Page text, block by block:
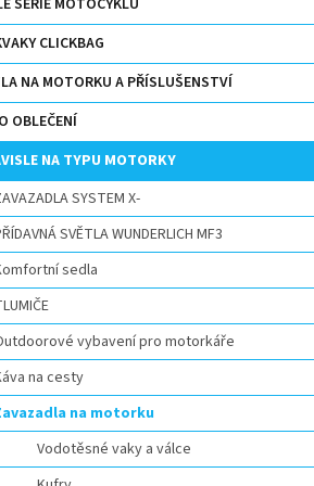
SERIE MOTOCYKLU
CLICKBAG
NA MOTORKU A PŘÍSLUŠENSTVÍ
OBLEČENÍ
NA TYPU MOTORKY
SYSTEM X-
SVĚTLA WUNDERLICH MF3
sedla
vybavení pro motorkáře
na cesty
na motorku
Vodotěsné vaky a válce